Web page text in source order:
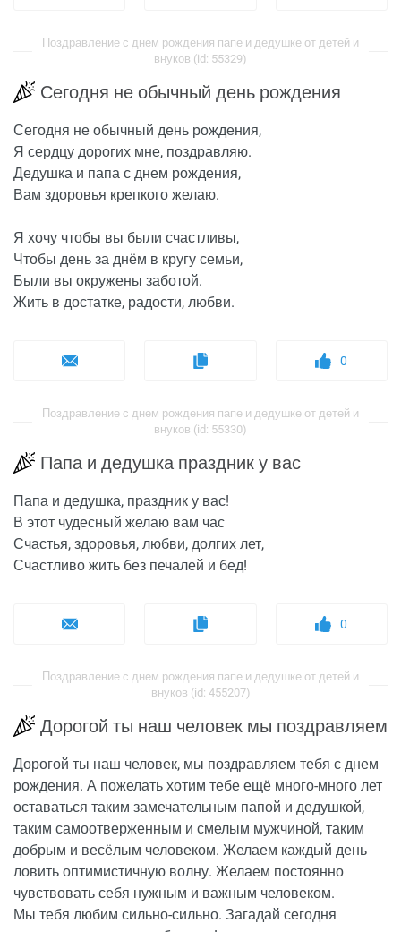
Поздравление с днем рождения папе и дедушке от детей и
внуков (id: 55329)
Сегодня не обычный день рождения
Сегодня не обычный день рождения,
Я сердцу дорогих мне, поздравляю.
Дедушка и папа с днем рождения,
Вам здоровья крепкого желаю.
Я хочу чтобы вы были счастливы,
Чтобы день за днём в кругу семьи,
Были вы окружены заботой.
Жить в достатке, радости, любви.
0
Поздравление с днем рождения папе и дедушке от детей и
внуков (id: 55330)
Папа и дедушка праздник у вас
Папа и дедушка, праздник у вас!
В этот чудесный желаю вам час
Счастья, здоровья, любви, долгих лет,
Счастливо жить без печалей и бед!
0
Поздравление с днем рождения папе и дедушке от детей и
внуков (id: 455207)
Дорогой ты наш человек мы поздравляем
Дорогой ты наш человек, мы поздравляем тебя с днем
рождения. А пожелать хотим тебе ещё много-много лет
оставаться таким замечательным папой и дедушкой,
таким самоотверженным и смелым мужчиной, таким
добрым и весёлым человеком. Желаем каждый день
ловить оптимистичную волну. Желаем постоянно
чувствовать себя нужным и важным человеком.
Мы тебя любим сильно-сильно. Загадай сегодня